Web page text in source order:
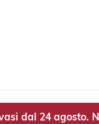
dal 24 agosto.